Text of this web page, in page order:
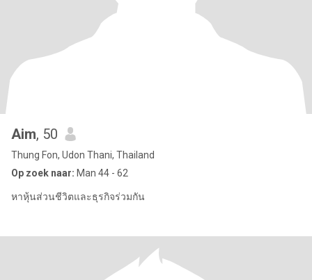
Aim, 50
Thung Fon, Udon Thani, Thailand
Op zoek naar: Man 44 - 62
หาหุ้นส่วนชีวิตและธุรกิจร่วมกัน